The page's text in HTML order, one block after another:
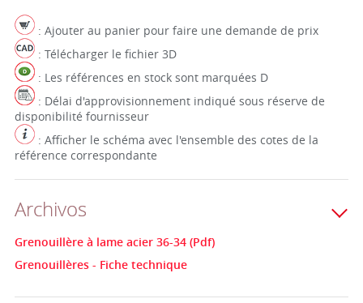
: Ajouter au panier pour faire une demande de prix
: Télécharger le fichier 3D
: Les références en stock sont marquées D
: Délai d'approvisionnement indiqué sous réserve de
disponibilité fournisseur
: Afficher le schéma avec l'ensemble des cotes de la
référence correspondante
Archivos
Grenouillère à lame acier 36-34 (Pdf)
Grenouillères - Fiche technique